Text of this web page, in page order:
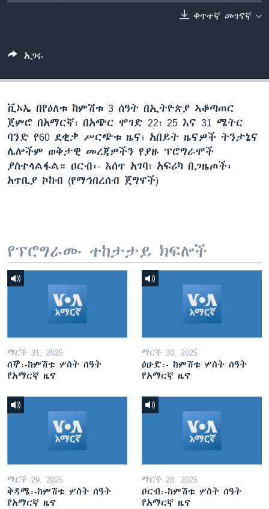
ቀጥተኛ መገናኛ
አጋሩ
ቪኦኤ በየዕለቱ ከምሽቱ 3 ሰዓት በኢትዮጵያ ኣቆጣጠር
ጀምሮ በአማርኛ፣ በአጭር ሞገድ 22፣ 25 እና 31 ሜትር
ባንድ የ60 ደቂቃ ሥርጭቱ ዜና፣ አበይት ዜናዎች ትንታኔና
ሌሎችም ወቅታዊ መረጃዎችን የያዙ ፕሮግራሞች
ያስተላልፋል። ዐርብ፡- እሰጥ አገባ፣ አፍሪካ በጋዜጦች፡
አጥቢያ ኮከብ (የማኅበረሰብ ጀግኖች)
የፕሮግራሙ ተከታታይ ክፍሎች
ማርች 31, 2025
ሰኞ፡-ከምሽቱ ሦስት ሰዓት
የአማርኛ ዜና
ማርች 30, 2025
ዕሁድ፡- ከምሽቱ ሦስት ሰዓት
የአማርኛ ዜና
ማርች 29, 2025
ቅዳሜ፡-ከምሽቱ ሦስት ሰዓት
የአማርኛ ዜና
ማርች 28, 2025
ዐርብ፡-ከምሽቱ ሦስት ሰዓት
የአማርኛ ዜና